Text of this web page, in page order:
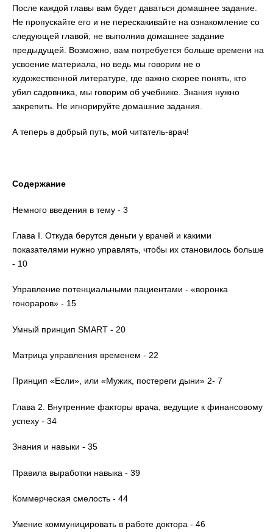
После каждой главы вам будет даваться домашнее задание.
Не пропускайте его и не перескакивайте на ознакомление со
следующей главой, не выполнив домашнее задание
предыдущей. Возможно, вам потребуется больше времени на
усвоение материала, но ведь мы говорим не о
художественной литературе, где важно скорее понять, кто
убил садовника, мы говорим об учебнике. Знания нужно
закрепить. Не игнорируйте домашние задания.
А теперь в добрый путь, мой читатель-врач!
Содержание
Немного введения в тему - 3
Глава I. Откуда берутся деньги у врачей и какими
показателями нужно управлять, чтобы их становилось больше
- 10
Управление потенциальными пациентами - «воронка
гонораров» - 15
Умный принцип SMART - 20
Матрица управления временем - 22
Принцип «Если», или «Мужик, постереги дыни» 2- 7
Глава 2. Внутренние факторы врача, ведущие к финансовому
успеху - 34
Знания и навыки - 35
Правила выработки навыка - 39
Коммерческая смелость - 44
Умение коммуницировать в работе доктора - 46